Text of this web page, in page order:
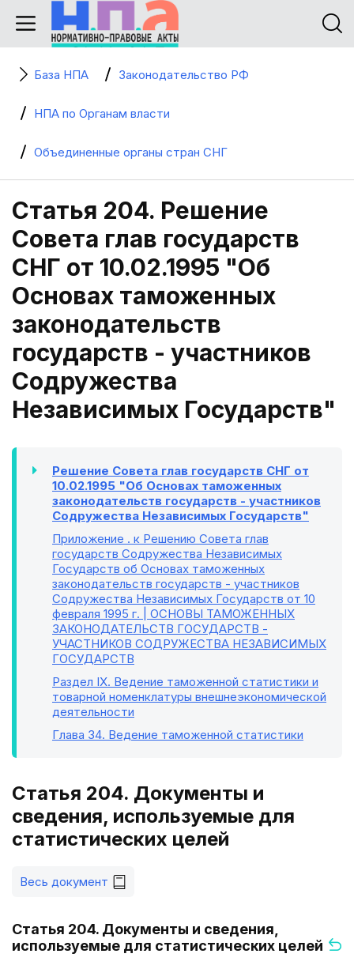
База НПА Законодательство РФ
НПА по Органам власти
Объединенные органы стран СНГ
Статья 204. Решение
Совета глав государств
СНГ от 10.02.1995 "Об
Основах таможенных
законодательств
государств - участников
Содружества
Независимых Государств"
Решение Совета глав государств СНГ от
10.02.1995 "Об Основах таможенных
законодательств государств - участников
Содружества Независимых Государств"
Приложение . к Решению Совета глав
государств Содружества Независимых
Государств об Основах таможенных
законодательств государств - участников
Содружества Независимых Государств от 10
февраля 1995 г. | ОСНОВЫ ТАМОЖЕННЫХ
ЗАКОНОДАТЕЛЬСТВ ГОСУДАРСТВ -
УЧАСТНИКОВ СОДРУЖЕСТВА НЕЗАВИСИМЫХ
ГОСУДАРСТВ
Раздел IX. Ведение таможенной статистики и
товарной номенклатуры внешнеэкономической
деятельности
Глава 34. Ведение таможенной статистики
Статья 204. Документы и
сведения, используемые для
статистических целей
Весь документ
Статья 204. Документы и сведения,
используемые для статистических целей